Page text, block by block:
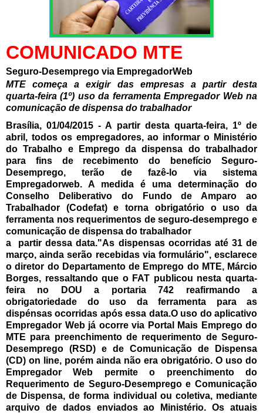
COMUNICADO MTE
Seguro-Desemprego via EmpregadorWeb
MTE começa a exigir das empresas a partir desta
quarta-feira (1º) uso da ferramenta Empregador Web na
comunicação de dispensa do trabalhador
Brasília, 01/04/2015 - A partir desta quarta-feira, 1º de
abril, todos os empregadores, ao informar o Ministério
do Trabalho e Emprego da dispensa do trabalhador
para fins de recebimento do benefício Seguro-
Desemprego, terão de fazê-lo via sistema
Empregadorweb. A medida é uma determinação do
Conselho Deliberativo do Fundo de Amparo ao
Trabalhador (Codefat) e torna obrigatório o uso da
ferramenta nos requerimentos de seguro-desemprego e
comunicação de dispensa do trabalhador
a partir dessa data."As dispensas ocorridas até 31 de
março, ainda serão recebidas via formulário", esclarece
o diretor do Departamento de Emprego do MTE, Márcio
Borges, ressaltando que o FAT publicou nesta quarta-
feira no DOU a portaria 742 reafirmando a
obrigatoriedade do uso da ferramenta para as
dispénsas ocorridas após essa data.O uso do aplicativo
Empregador Web já ocorre via Portal Mais Emprego do
MTE para preenchimento de requerimento de Seguro-
Desemprego (RSD) e de Comunicação de Dispensa
(CD) on line, porém ainda não era obrigatório. O uso do
Empregador Web permite o preenchimento do
Requerimento de Seguro-Desemprego e Comunicação
de Dispensa, de forma individual ou coletiva, mediante
arquivo de dados enviados ao Ministério. Os atuais